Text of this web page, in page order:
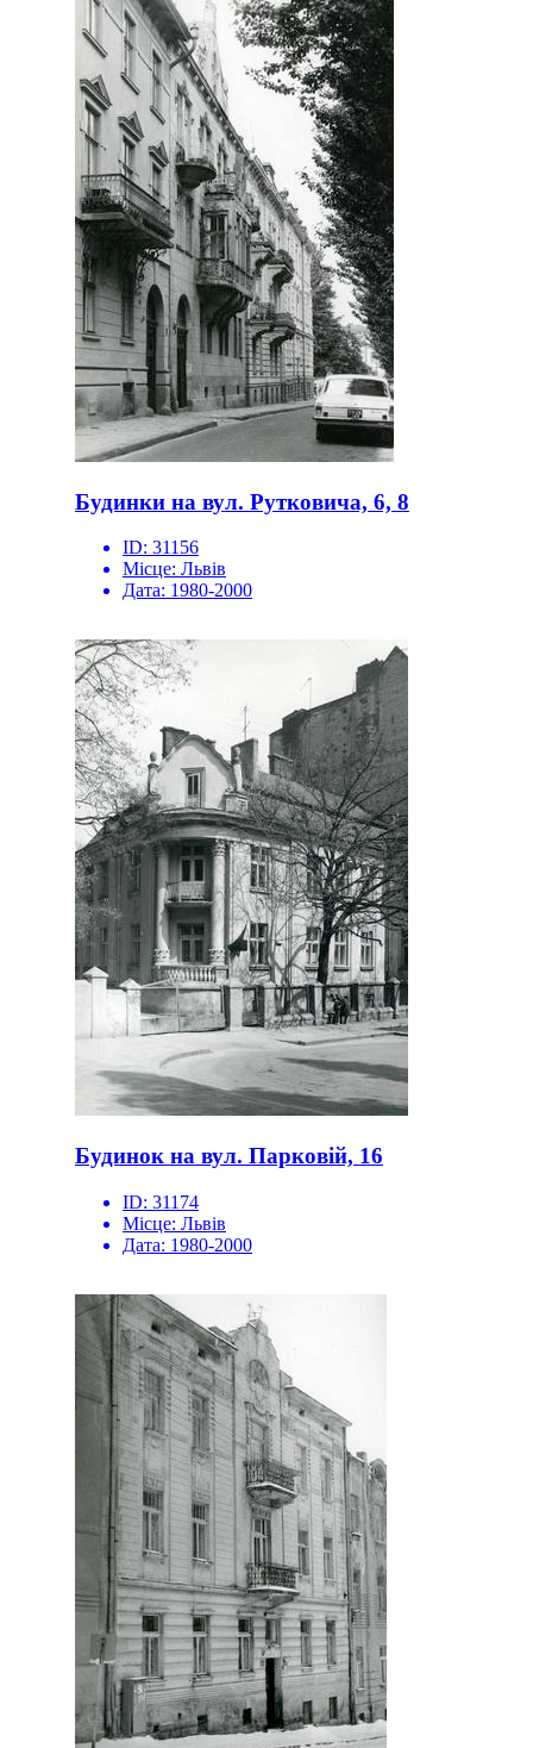
Будинки на вул. Рутковича, 6, 8
ID: 31156
Місце: Львів
Дата: 1980-2000
Будинок на вул. Парковій, 16
ID: 31174
Місце: Львів
Дата: 1980-2000